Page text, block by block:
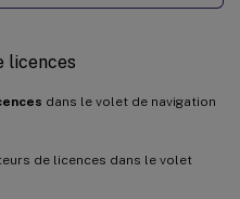
licences
dans le volet de navigation
de licences dans le volet